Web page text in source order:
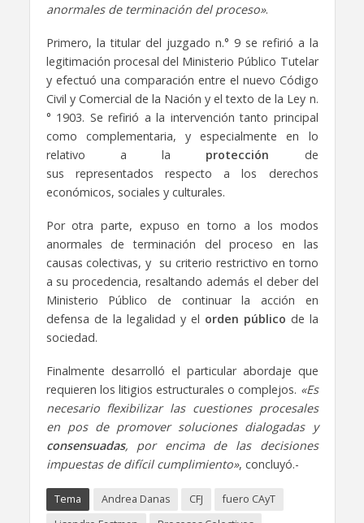
anormales de terminación del proceso».
Primero, la titular del juzgado n.° 9 se refirió a la
legitimación procesal del Ministerio Público Tutelar
y efectuó una comparación entre el nuevo Código
Civil y Comercial de la Nación y el texto de la Ley n.
° 1903. Se refirió a la intervención tanto principal
como complementaria, y especialmente en lo
relativo a la protección de
sus representados respecto a los derechos
económicos, sociales y culturales.
Por otra parte, expuso en torno a los modos
anormales de terminación del proceso en las
causas colectivas, y su criterio restrictivo en torno
a su procedencia, resaltando además el deber del
Ministerio Público de continuar la acción en
defensa de la legalidad y el orden público de la
sociedad.
Finalmente desarrolló el particular abordaje que
requieren los litigios estructurales o complejos. «Es
necesario flexibilizar las cuestiones procesales
en pos de promover soluciones dialogadas y
consensuadas, por encima de las decisiones
impuestas de difícil cumplimiento», concluyó.-
Tema Andrea Danas CFJ
fuero CAyT